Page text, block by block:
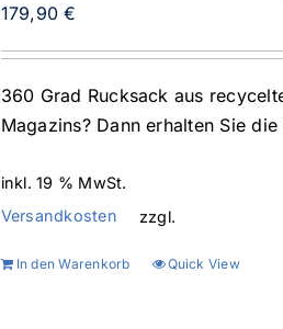
179,90€
360 Grad Rucksack aus
Magazins? Dann erhalten Sie
inkl. 19 % MwSt.
zzgl.
Versandkosten
In den Warenkorb Quick View